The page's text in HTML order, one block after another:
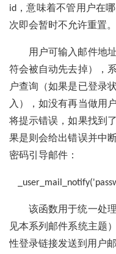
id ，意味着不管用户在
次即会暂时不允许重置。
用户可输入邮件地
符会被自动先去掉），
户查询（如果是已登录
入），如没有再当做用
将提示错误，如果找到
果是则会给出错误并中
密码引导邮件：
该函数用于统一处
见本系列邮件系统主题
性登录链接发送到用户邮